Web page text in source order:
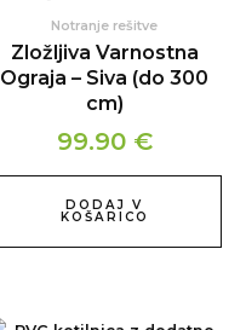
Notranje rešitve
Zložljiva Varnostna
Ograja – Siva (do 300
cm)
99.90 €
DODAJ V
KOŠARICO